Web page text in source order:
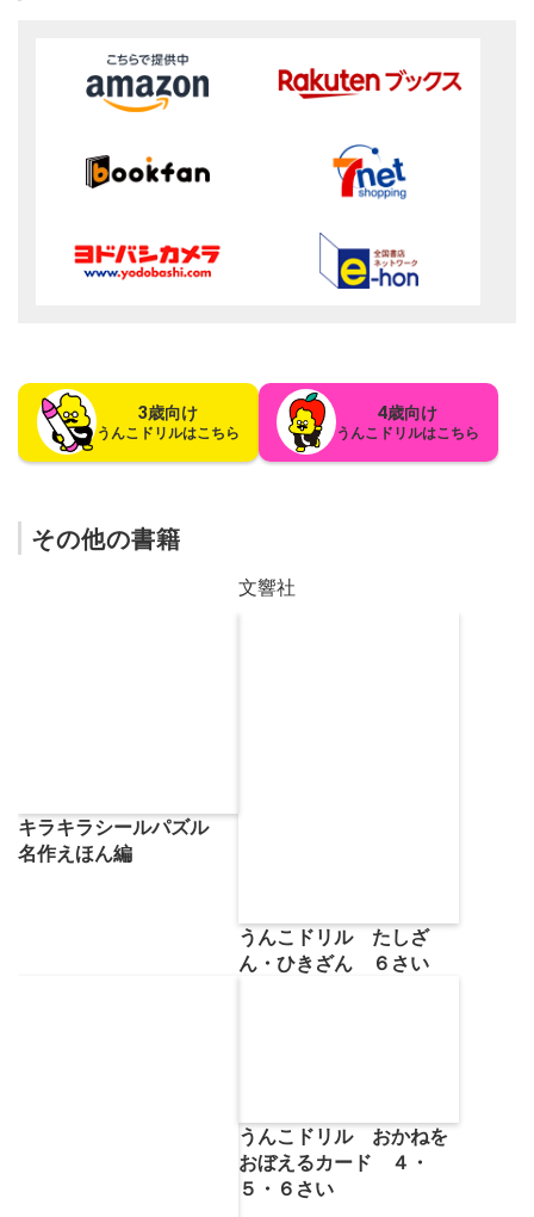
3歳向け
うんこドリルはこちら
4歳向け
うんこドリルはこちら
その他の書籍
文響社
キラキラシールパズル
名作えほん編
うんこドリル たしざ
ん・ひきざん ６さい
うんこドリル おかねを
おぼえるカード ４・
５・６さい